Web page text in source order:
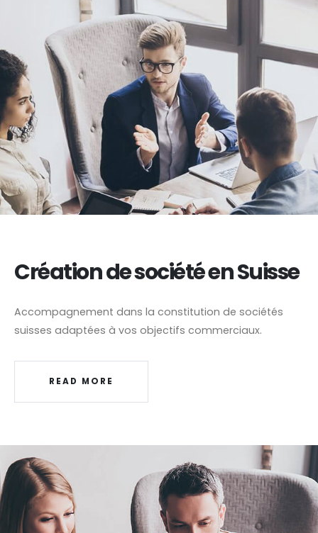
Création de société en Suisse
Accompagnement dans la constitution de sociétés
suisses adaptées à vos objectifs commerciaux.
READ MORE